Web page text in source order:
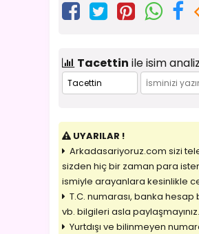
Tacettin ile isim
UYARILAR !
Arkadasariyoruz.com sizi
sizden hiç bir zaman para
ismiyle arayanlara kesinlikle
T.C. numarası, banka
vb. bilgileri asla paylaşmayınız.
Yurtdışı ve bilinmeyen